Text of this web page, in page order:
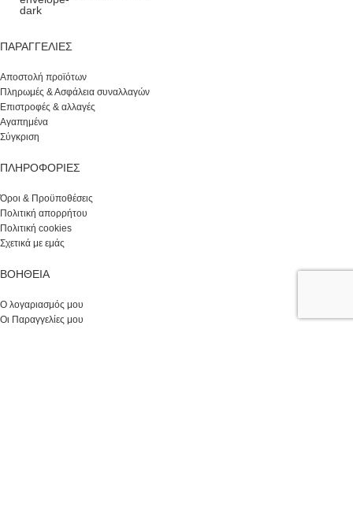
ΠΑΡΑΓΓΕΛΊΕΣ
Αποστολή προϊότων
Πληρωμές & Ασφάλεια συναλλαγών
Επιστροφές & αλλαγές
Αγαπημένα
Σύγκριση
ΠΛΗΡΟΦΟΡΙΕΣ
Όροι & Προϋποθέσεις
Πολιτική απορρήτου
Πολιτική cookies
Σχετικά με εμάς
ΒΟΉΘΕΙΑ
Ο λογαριασμός μου
Οι Παραγγελίες μου